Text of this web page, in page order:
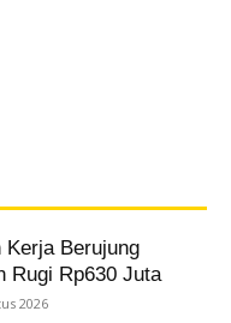
Kerja Berujung
Rugi Rp630 Juta
2026